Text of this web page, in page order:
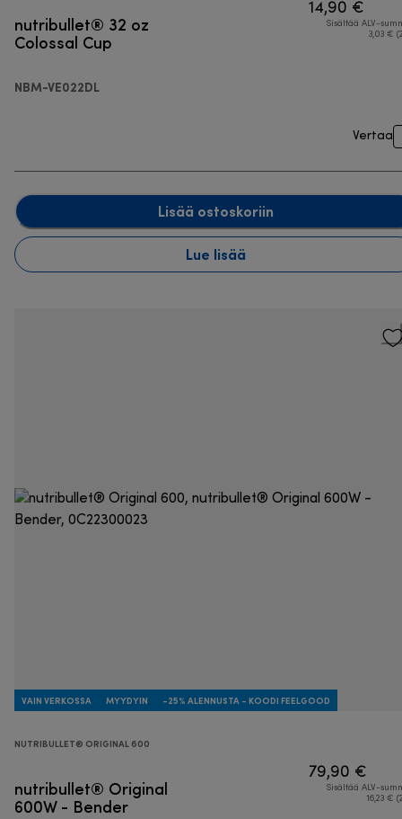
nutribullet® 32 oz
Colossal Cup
NBM-VE022DL
14,90 €
Sisältää ALV-
3,03 €
Vertaa
Lisää ostoskoriin
Lue lisää
VAIN VERKOSSA MYYDYIN -25% ALENNUSTA - KOODI FEELGOOD
NUTRIBULLET® ORIGINAL 600
nutribullet® Original
600W - Bender
79,90 €
Sisältää ALV-
16,23 €